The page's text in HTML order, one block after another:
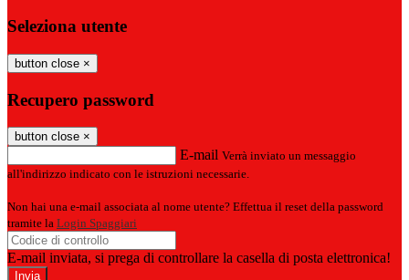
Seleziona utente
button close ×
Recupero password
button close ×
E-mail Verrà inviato un messaggio
all'indirizzo indicato con le istruzioni necessarie.
Non hai una e-mail associata al nome utente? Effettua il reset della password
tramite la Login Spaggiari
E-mail inviata, si prega di controllare la casella di posta elettronica!